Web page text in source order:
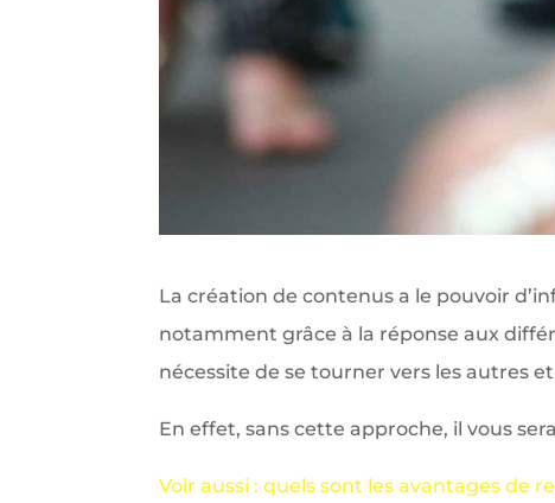
La création de contenus a le pouvoir
notamment grâce à la réponse aux
nécessite de se tourner vers les autres
En effet, sans cette approche, il vous
Voir aussi : quels sont les avantages de